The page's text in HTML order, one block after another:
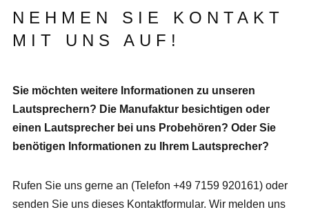
NEHMEN SIE KONTAKT
MIT UNS AUF!
Sie möchten weitere Informationen zu unseren
Lautsprechern? Die Manufaktur besichtigen oder
einen Lautsprecher bei uns Probehören? Oder Sie
benötigen Informationen zu Ihrem Lautsprecher?
Rufen Sie uns gerne an (Telefon +49 7159 920161) oder
senden Sie uns dieses Kontaktformular. Wir melden uns